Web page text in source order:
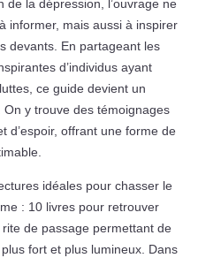
de la dépression, l’ouvrage ne
informer, mais aussi à inspirer
devants. En partageant les
d’individus ayant
ce guide devient un
y trouve des témoignages
d’espoir, offrant une forme de
idéales pour chasser le
: 10 livres pour retrouver
de passage permettant de
fort et plus lumineux. Dans